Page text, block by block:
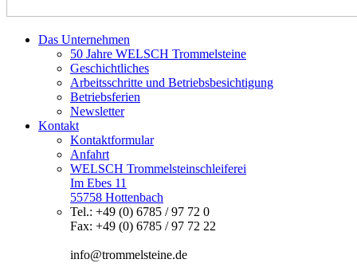
Das Unternehmen
50 Jahre WELSCH Trommelsteine
Geschichtliches
Arbeitsschritte und Betriebsbesichtigung
Betriebsferien
Newsletter
Kontakt
Kontaktformular
Anfahrt
WELSCH Trommelsteinschleiferei
Im Ebes 11
55758 Hottenbach
Tel.: +49 (0) 6785 / 97 72 0
Fax: +49 (0) 6785 / 97 72 22
info@trommelsteine.de